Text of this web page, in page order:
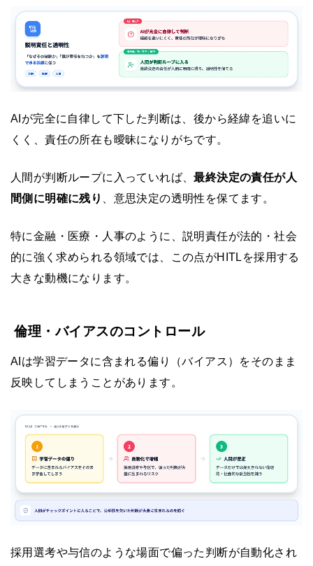
AIが完全に自律して下した判断は、後から経緯を追いに
くく、責任の所在も曖昧になりがちです。
人間が判断ループに入っていれば、最終決定の責任が人
間側に明確に残り
、意思決定の透明性を保てます。
特に金融・医療・人事のように、説明責任が法的・社会
的に強く求められる領域では、この点がHITLを採用する
大きな動機になります。
倫理・バイアスのコントロール
AIは学習データに含まれる偏り（バイアス）をそのまま
反映してしまうことがあります。
採用選考や与信のような場面で偏った判断が自動化され